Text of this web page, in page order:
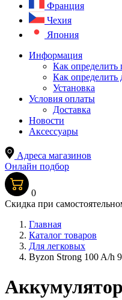
Франция
Чехия
Япония
Информация
Как
Как определить
Установка
Условия оплаты
Доставка
Новости
Аксессуары
Адреса магазинов
Онлайн подбор
0
Скидка при
Главная
Каталог товаров
Для легковых
Byzon Strong 100 A/h